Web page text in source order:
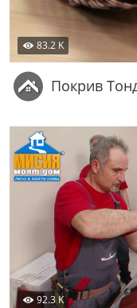
83.2 K
Покрив
92.3 K